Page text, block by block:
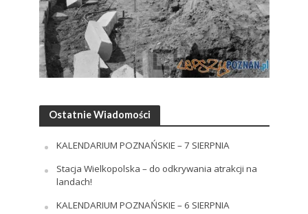
Ostatnie Wiadomości
KALENDARIUM POZNAŃSKIE – 7 SIERPNIA
Stacja Wielkopolska – do odkrywania atrakcji na
landach!
KALENDARIUM POZNAŃSKIE – 6 SIERPNIA